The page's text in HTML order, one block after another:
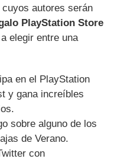
autores serán
PlayStation Store
elegir entre una
en el PlayStation
y gana increíbles
sobre alguno de los
de Verano.
con